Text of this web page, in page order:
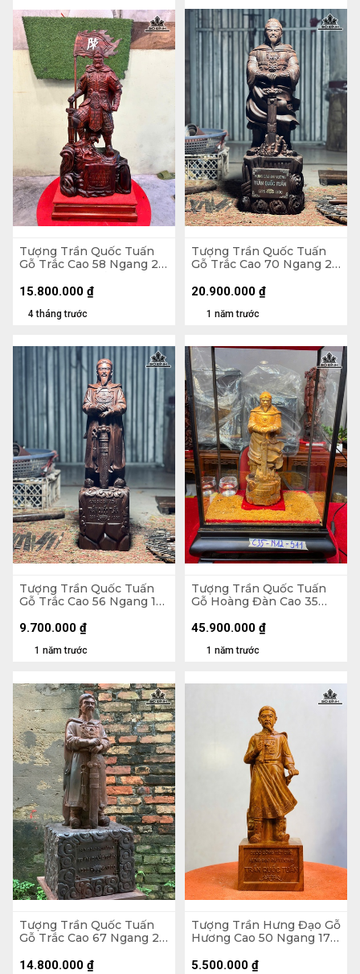
Tượng Trần Quốc Tuấn
Gỗ Trắc Cao 58 Ngang 28
63 - Cả Kỷ Cao 71 (cm)
4 tháng trước
15.800.000 ₫
Tượng Trần Quốc Tuấn
Gỗ Trắc Cao 70 Ngang 22
1 năm trước
20.900.000 ₫
Tượng Trần Quốc Tuấn
Gỗ Trắc Cao 56 Ngang 15
1 năm trước
9.700.000 ₫
Tượng Trần Quốc Tuấn
Gỗ Hoàng Đàn Cao 35
1 năm trước
45.900.000 ₫
Tượng Trần Quốc Tuấn
Gỗ Trắc Cao 67 Ngang 27
14.800.000 ₫
Tượng Trần Hưng Đạo Gỗ
Hương Cao 50 Ngang 17
5.500.000 ₫